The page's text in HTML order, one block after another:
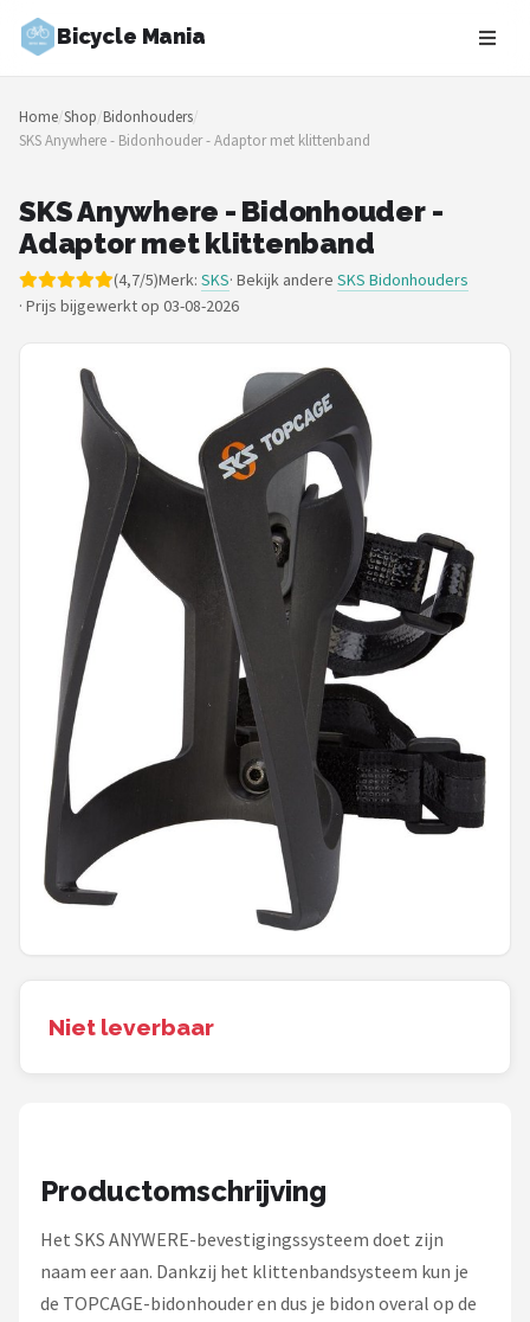
Bicycle Mania
Zoeken
NAVIGATIE
Merken
Blog
Fietsroutes
Kinderfietsen
Stadsfietsen
Elektrische fietsen
Mountainbikes
Shop
POPULAIRE MERKEN
Basil
Volare
ABUS
AXA
New Looxs
Schwalbe
Shimano
Cortina
Alle merken →
Home/Shop/Bidonhouders/
SKS Anywhere - Bidonhouder - Adaptor met klittenband
SKS Anywhere - Bidonhouder -
Adaptor met klittenband
(4,7/5)Merk: SKS· Bekijk andere SKS Bidonhouders
· Prijs bijgewerkt op 03-08-2026
Niet leverbaar
Productomschrijving
Het SKS ANYWERE-bevestigingssysteem doet zijn
naam eer aan. Dankzij het klittenbandsysteem kun je
de TOPCAGE-bidonhouder en dus je bidon overal op de